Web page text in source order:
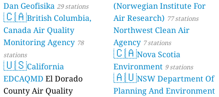
Dan Geofisika 29 stations
🇨🇦British Columbia,
Canada Air Quality
Monitoring Agency 78
stations
🇺🇸California
EDCAQMD El Dorado
County Air Quality
(Norwegian Institute For
Air Research) 77 stations
Northwest Clean Air
Agency 7 stations
🇨🇦Nova Scotia
Environment 9 stations
🇦🇺NSW Department Of
Planning And Environment